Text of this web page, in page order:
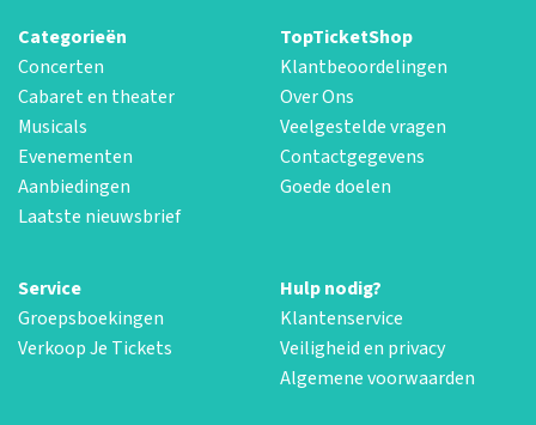
Categorieën
Concerten
Cabaret en theater
Musicals
Evenementen
Aanbiedingen
Laatste nieuwsbrief
TopTicketShop
Klantbeoordelingen
Over Ons
Veelgestelde vragen
Contactgegevens
Goede doelen
Service
Groepsboekingen
Verkoop Je Tickets
Hulp nodig?
Klantenservice
Veiligheid en privacy
Algemene voorwaarden